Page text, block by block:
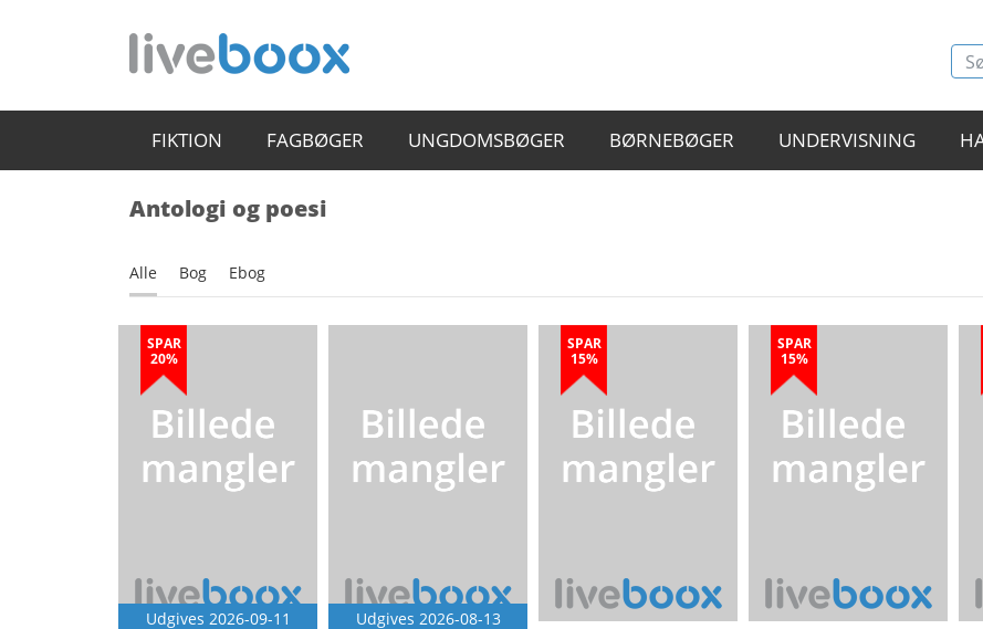
FIKTION FAGBØGER UNGDOMSBØGER BØRNEBØGER UNDERVISNING
Antologi og poesi
Alle Bog Ebog
SPAR
20%
Udgives 2026-09-11
Udgives 2026-08-13
SPAR
15%
SPAR
15%